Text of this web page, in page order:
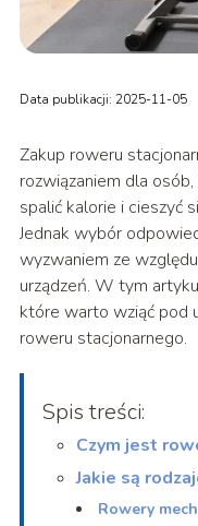
Data publikacji: 2025-11-05
Zakup roweru
rozwiązaniem dla
spalić kalorie i cieszyć
Jednak wybór
wyzwaniem ze
urządzeń. W tym
które warto wziąć pod
roweru stacjonarnego.
Spis treści:
Czym jest
Jakie są
Rowery